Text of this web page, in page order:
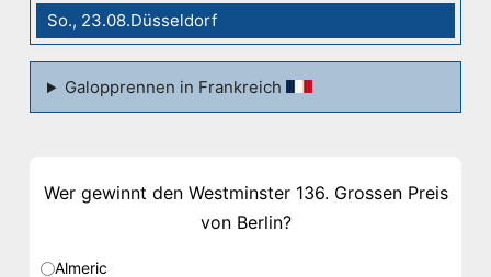
So., 23.08.Düsseldorf
Galopprennen in Frankreich
Wer gewinnt den Westminster 136. Grossen Preis
von Berlin?
Almeric